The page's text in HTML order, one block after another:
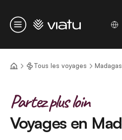
Menu
Accueil
Tous les voyages
Voyages en
Partez plus loin